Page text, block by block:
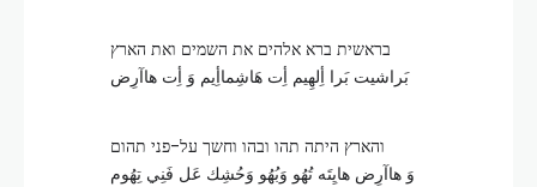
בראשית ברא אלהים את השמים ואת הארץ
بَراشيت بَرا أِلهِيم أِت هَاشِماأِيم وَ أِت هاآرِض
והארץ היתה תהו ובהו וחשך על-פני תהום
وَ هاآرِض هايِتَه تُهُو وَبُهُو وَحُشِك عَل فَنِي تِهُوم